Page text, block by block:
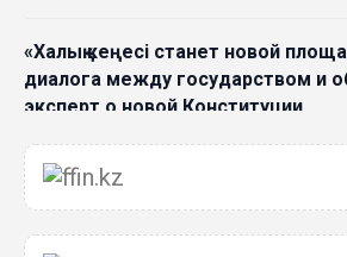
«Халық кеңесі станет новой
диалога между государством и
эксперт о новой Конституции
06 Авг. 2026 15:51
Главное значение новой
приблизить государство к